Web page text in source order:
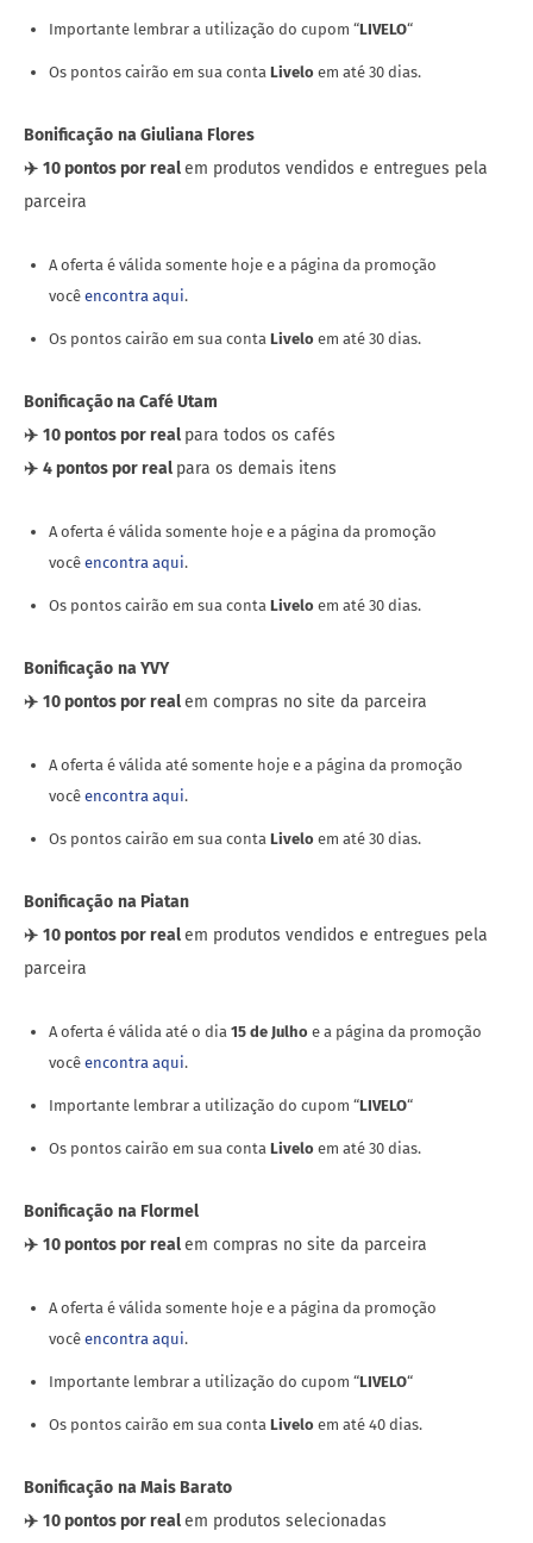
Importante lembrar a utilização do cupom “LIVELO“
Os pontos cairão em sua conta Livelo em até 30 dias.
Bonificação na Giuliana Flores
✈️ 10 pontos por realem produtos vendidos e entregues pela
parceira
A oferta é válida somente hoje e a página da promoção
você encontra aqui.
Os pontos cairão em sua conta Livelo em até 30 dias.
Bonificação na Café Utam
✈️ 10 pontos por real para todos os cafés
✈️ 4 pontos por real para os demais itens
A oferta é válida somente hoje e a página da promoção
você encontra aqui.
Os pontos cairão em sua conta Livelo em até 30 dias.
Bonificação na YVY
✈️ 10 pontos por realem compras no site da parceira
A oferta é válida até somente hoje e a página da promoção
você encontra aqui.
Os pontos cairão em sua conta Livelo em até 30 dias.
Bonificação na Piatan
✈️ 10 pontos por realem produtos vendidos e entregues pela
parceira
A oferta é válida até o dia 15 de Julho e a página da promoção
você encontra aqui.
Importante lembrar a utilização do cupom “LIVELO“
Os pontos cairão em sua conta Livelo em até 30 dias.
Bonificação na Flormel
✈️ 10 pontos por realem compras no site da parceira
A oferta é válida somente hoje e a página da promoção
você encontra aqui.
Importante lembrar a utilização do cupom “LIVELO“
Os pontos cairão em sua conta Livelo em até 40 dias.
Bonificação na Mais Barato
✈️ 10 pontos por realem produtos selecionadas